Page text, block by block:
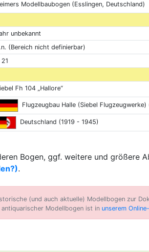
Modellbaubogen (Esslingen, Deutschland)
unbekannt
(Bereich nicht definierbar)
21
Fh 104 „Hallore“
Flugzeugbau Halle (Siebel Flugzeugwerke)
Deutschland (1919 - 1945)
Bogen, ggf. weitere und größere
.
(und auch aktuelle) Modellbogen zur
Modellbogen ist in unserem